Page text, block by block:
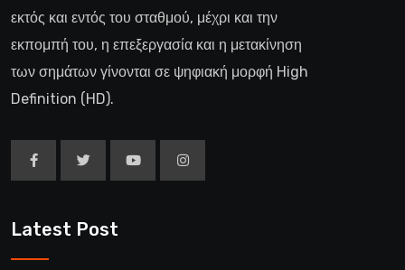
εκτός και εντός του σταθμού, μέχρι και την
εκπομπή του, η επεξεργασία και η μετακίνηση
των σημάτων γίνονται σε ψηφιακή μορφή High
Definition (HD).
Latest Post